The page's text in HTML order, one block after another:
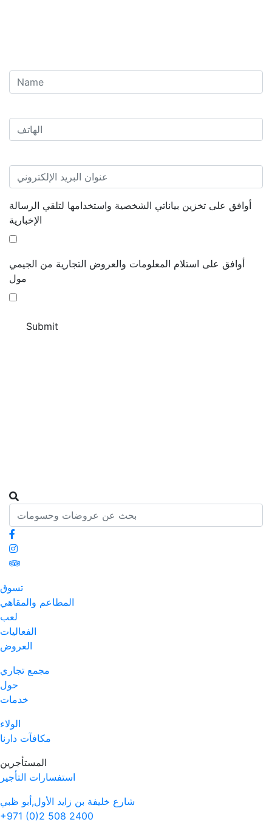
أوافق على تخزين بياناتي الشخصية واستخدامها لتلقي الرسالة
الإخبارية
أوافق على استلام المعلومات والعروض التجارية من الجيمي
مول
تسوق
المطاعم والمقاهي
لعب
الفعاليات
العروض
مجمع تجاري
حول
خدمات
الولاء
مكافآت دارنا
المستأجرين
استفسارات التأجير
شارع خليفة بن زايد الأول,أبو ظبي
+971 (0)2 508 2400